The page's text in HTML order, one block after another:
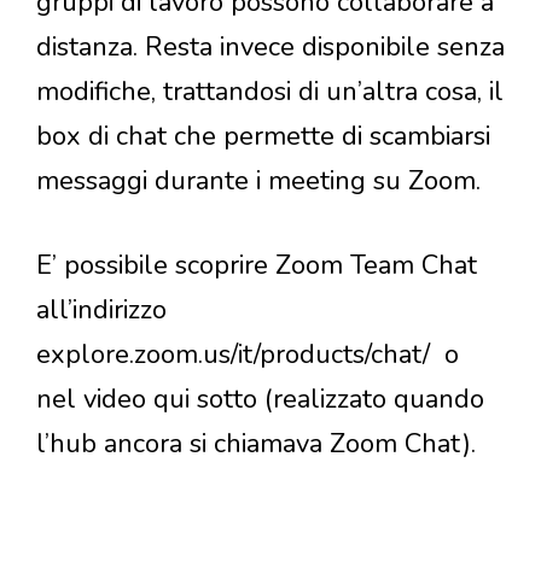
distanza. Resta invece disponibile senza
modifiche, trattandosi di un’altra cosa, il
box di chat che permette di scambiarsi
messaggi durante i meeting su Zoom.
E’ possibile scoprire Zoom Team Chat
all’indirizzo
explore.zoom.us/it/products/chat/ o
nel video qui sotto (realizzato quando
l’hub ancora si chiamava Zoom Chat).